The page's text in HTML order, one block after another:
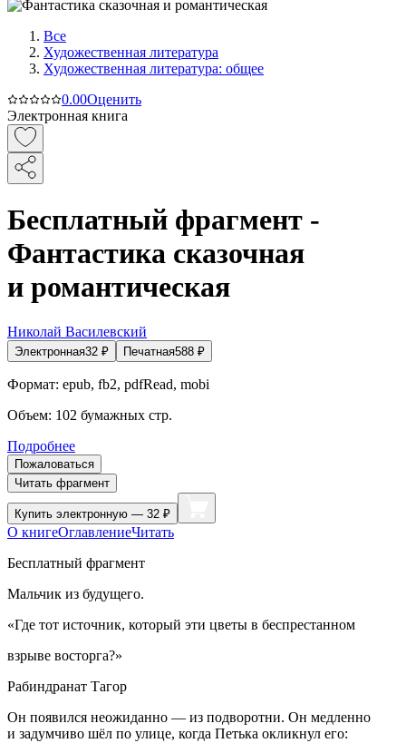
Все
Художественная литература
Художественная литература: общее
0.00Оценить
Электронная книга
Бесплатный фрагмент -
Фантастика сказочная
и романтическая
Николай Василевский
Электронная32 ₽ Печатная588 ₽
Формат: epub, fb2, pdfRead, mobi
Объем: 102 бумажных стр.
Подробнее
Пожаловаться
Читать фрагмент
Купить электронную — 32 ₽
О книгеОглавлениеЧитать
Бесплатный фрагмент
Мальчик из будущего.
«Где тот источник, который эти цветы в беспрестанном
взрыве восторга?»
Рабиндранат Тагор
Он появился неожиданно — из подворотни. Он медленно
и задумчиво шёл по улице, когда Петька окликнул его: